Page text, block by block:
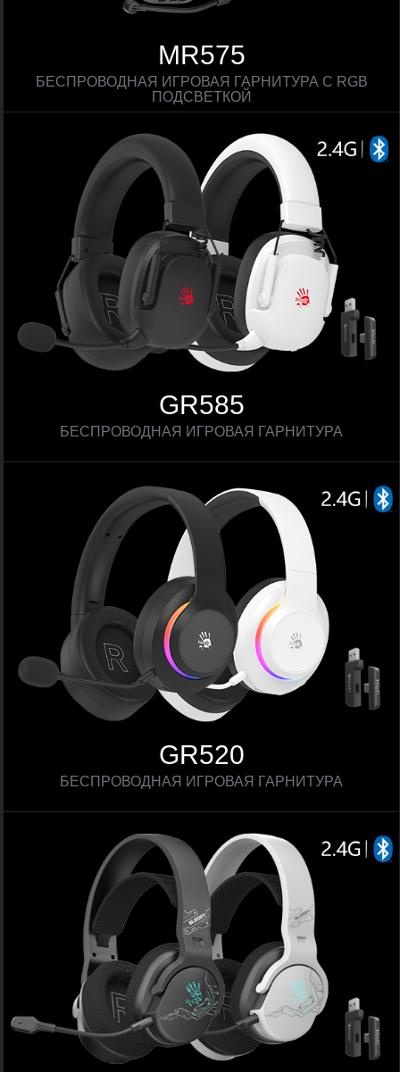
MR575
БЕСПРОВОДНАЯ ИГРОВАЯ ГАРНИТУРА С RGB
ПОДСВЕТКОЙ
GR585
БЕСПРОВОДНАЯ ИГРОВАЯ ГАРНИТУРА
GR520
БЕСПРОВОДНАЯ ИГРОВАЯ ГАРНИТУРА